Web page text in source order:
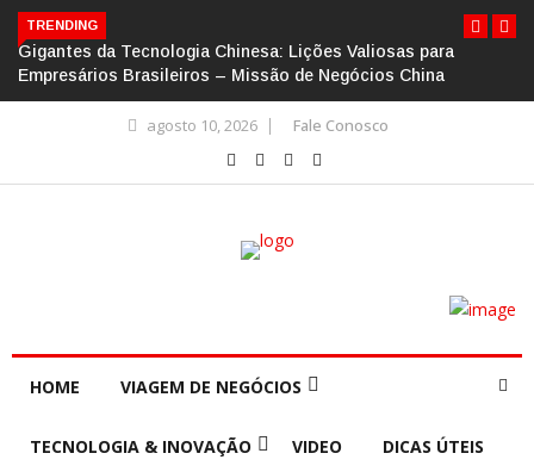
TRENDING
Gigantes da Tecnologia Chinesa: Lições Valiosas para
Empresários Brasileiros – Missão de Negócios China
agosto 10, 2026 Fale Conosco
HOME VIAGEM DE NEGÓCIOS
TECNOLOGIA & INOVAÇÃO VIDEO DICAS ÚTEIS